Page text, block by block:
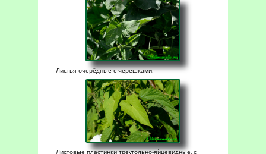
Листья очерёдные с черешками.
Листовые пластинки треугольно-яйцевидные, с